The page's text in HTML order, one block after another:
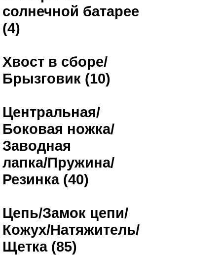
солнечной батарее
(4)
Хвост в сборе/
Брызговик (10)
Центральная/
Боковая ножка/
Заводная
лапка/Пружина/
Резинка (40)
Цепь/Замок цепи/
Кожух/Натяжитель/
Щетка (85)